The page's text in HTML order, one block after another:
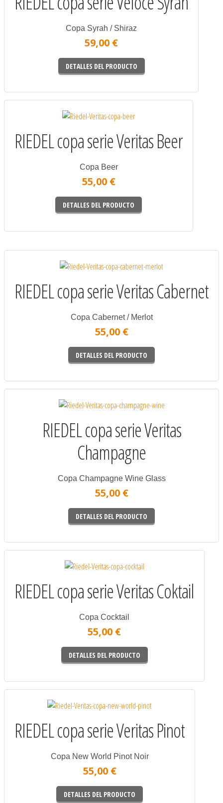
Copa Syrah / Shiraz
59,00 €
DETALLES DEL PRODUCTO
RIEDEL copa serie Veritas Beer
Copa Beer
55,00 €
DETALLES DEL PRODUCTO
RIEDEL copa serie Veritas Cabernet
Copa Cabernet / Merlot
55,00 €
DETALLES DEL PRODUCTO
RIEDEL copa serie Veritas
Champagne
Copa Champagne Wine Glass
55,00 €
DETALLES DEL PRODUCTO
RIEDEL copa serie Veritas Coktail
Copa Cocktail
55,00 €
DETALLES DEL PRODUCTO
RIEDEL copa serie Veritas Pinot
Copa New World Pinot Noir
55,00 €
DETALLES DEL PRODUCTO